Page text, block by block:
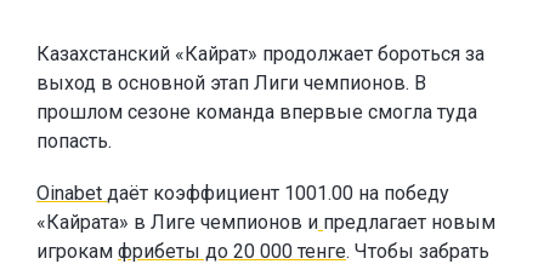
Казахстанский «Кайрат» продолжает бороться за
выход в основной этап Лиги чемпионов. В
прошлом сезоне команда впервые смогла туда
попасть.
Oinabet даёт коэффициент 1001.00 на победу
«Кайрата» в Лиге чемпионов и предлагает новым
игрокам фрибеты до 20 000 тенге. Чтобы забрать